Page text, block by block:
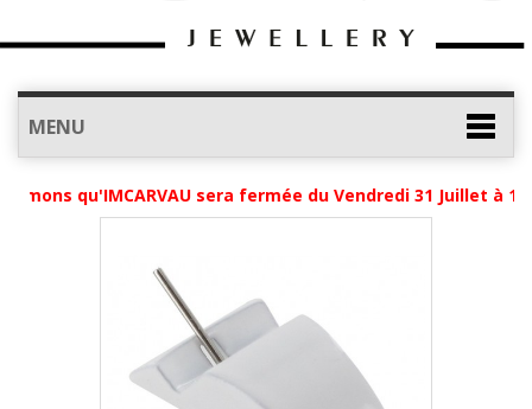
MENU
qu'IMCARVAU sera fermée du Vendredi 31 Juillet à